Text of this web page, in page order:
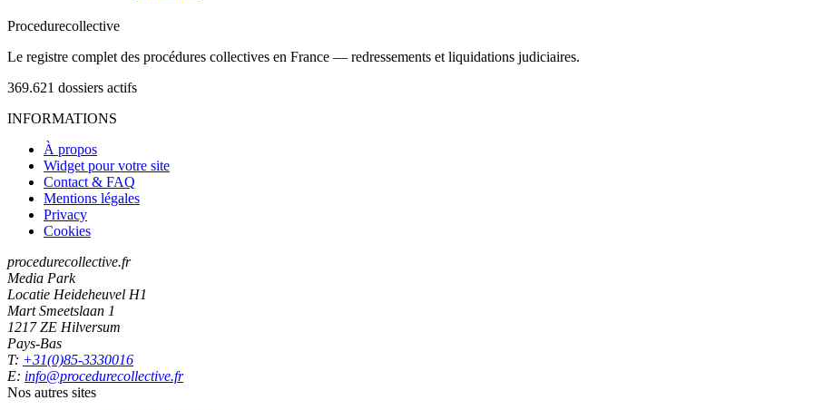
Procedurecollective
Le registre complet des procédures collectives en France — redressements et liquidations judiciaires.
369.621 dossiers actifs
INFORMATIONS
À propos
Widget pour votre site
Contact & FAQ
Mentions légales
Privacy
Cookies
procedurecollective.fr
Media Park
Locatie Heideheuvel H1
Mart Smeetslaan 1
1217 ZE Hilversum
Pays-Bas
T: +31(0)85-3330016
E: info@procedurecollective.fr
Nos autres sites